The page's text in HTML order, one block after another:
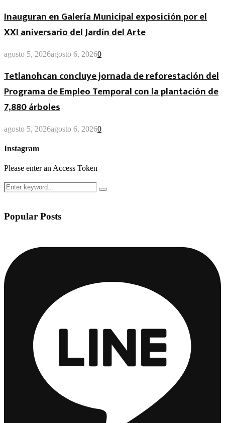
Inauguran en Galería Municipal exposición por el
XXI aniversario del Jardín del Arte
agosto 5, 2026agosto 6, 20260
Tetlanohcan concluye jornada de reforestación del
Programa de Empleo Temporal con la plantación de
7,880 árboles
agosto 5, 2026agosto 6, 20260
Instagram
Please enter an Access Token
Search
for:
Search
Popular Posts